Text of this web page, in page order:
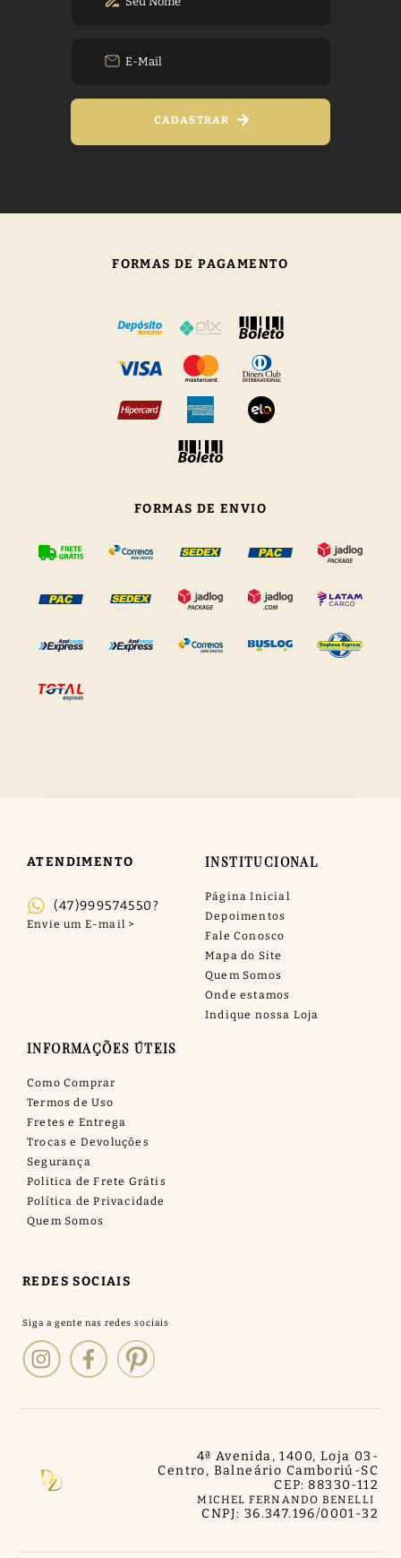
CADASTRAR
FORMAS DE PAGAMENTO
FORMAS DE ENVIO
ATENDIMENTO
(47)999574550?
INSTITUCIONAL
Página Inicial
Depoimentos
Fale Conosco
Mapa do Site
Quem Somos
Onde estamos
Indique nossa Loja
INFORMAÇÕES ÚTEIS
Como Comprar
Termos de Uso
Fretes e Entrega
Trocas e Devoluções
Segurança
Politica de Frete Grátis
Política de Privacidade
Quem Somos
REDES SOCIAIS
MICHEL FERNANDO BENELLI
4ª Avenida, 1400, Loja 03 -
Centro, Balneário Camboriú-SC
CEP: 88330-112
CNPJ: 36.347.196/0001-32